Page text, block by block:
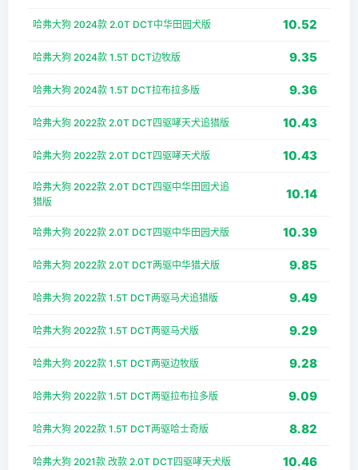
哈弗大狗 2024款 2.0T DCT中华田园犬版 10.52
哈弗大狗 2024款 1.5T DCT边牧版 9.35
哈弗大狗 2024款 1.5T DCT拉布拉多版 9.36
哈弗大狗 2022款 2.0T DCT四驱哮天犬追猎版 10.43
哈弗大狗 2022款 2.0T DCT四驱哮天犬版 10.43
哈弗大狗 2022款 2.0T DCT四驱中华田园犬追
猎版
10.14
哈弗大狗 2022款 2.0T DCT四驱中华田园犬版 10.39
哈弗大狗 2022款 2.0T DCT两驱中华猎犬版 9.85
哈弗大狗 2022款 1.5T DCT两驱马犬追猎版 9.49
哈弗大狗 2022款 1.5T DCT两驱马犬版 9.29
哈弗大狗 2022款 1.5T DCT两驱边牧版 9.28
哈弗大狗 2022款 1.5T DCT两驱拉布拉多版 9.09
哈弗大狗 2022款 1.5T DCT两驱哈士奇版 8.82
哈弗大狗 2021款 改款 2.0T DCT四驱哮天犬版 10.46